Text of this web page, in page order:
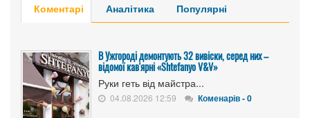
Коментарі Аналітика Популярні
В Ужгороді демонтують 32 вивіски, серед них –
відомої кав'ярні «Shtefanyo V&V»
Руки геть від майстра...
04.08.2026 12:59 Коменарів - 0